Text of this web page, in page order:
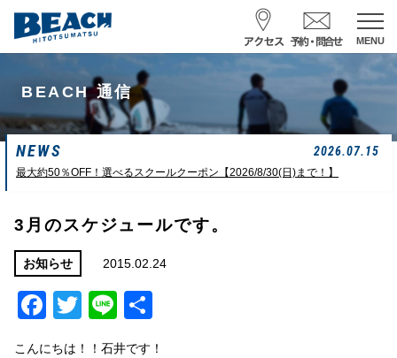
MENU
スクール予約・お問合せ
レンタル予約
サーフ ナミイーヨ
0475-32-7314
一松海岸 波情報
サイズ
頭
状態
BEACH 通信
NEWS 2026.07.15
最大約50％OFF！選べるスクールクーポン【2026/8/30(日)まで！】
3月のスケジュールです。
お知らせ 2015.02.24
Facebook
Twitter
Line
こんにちは！！石井です！